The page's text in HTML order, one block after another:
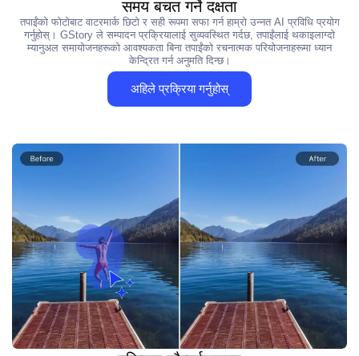
समय बचत गर्ने दक्षता
तपाईंको फोटोबाट वाटरमार्क छिटो र सही रूपमा सफा गर्न हाम्रो उन्नत AI प्रविधि प्रयोग
गर्नुहोस्। GStory ले सम्पादन प्रक्रियालाई सुव्यवस्थित गर्दछ, तपाईंलाई थकाइलाग्दो
म्यानुअल समायोजनहरूको आवश्यकता बिना तपाईंको रचनात्मक परियोजनाहरूमा ध्यान
केन्द्रित गर्न अनुमति दिन्छ।
अहिले प्रक्रिया गर्नुहोस्